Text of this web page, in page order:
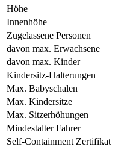
Höhe
Innenhöhe
Zugelassene Personen
davon max. Erwachsene
davon max. Kinder
Kindersitz-Halterungen
Max. Babyschalen
Max. Kindersitze
Max. Sitzerhöhungen
Mindestalter Fahrer
Self-Containment Zertifikat